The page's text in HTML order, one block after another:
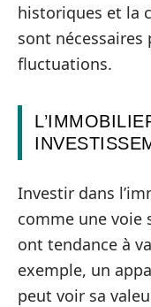
historiques et la
sont nécessaires
fluctuations.
Investir dans
comme une voie
ont tendance à
exemple, un
peut voir sa